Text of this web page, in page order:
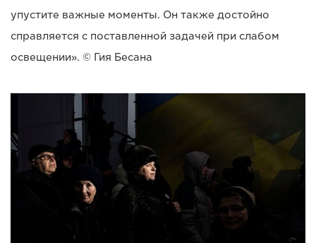
упустите важные моменты. Он также достойно
справляется с поставленной задачей при слабом
освещении». © Гия Бесана